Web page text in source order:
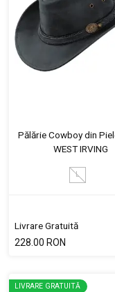
Pălărie Cowboy din
WEST IRVING
L
Livrare Gratuită
228.00 RON
LIVRARE GRATUITĂ